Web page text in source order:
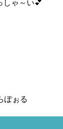
しゃ～い💕
ぽぉる